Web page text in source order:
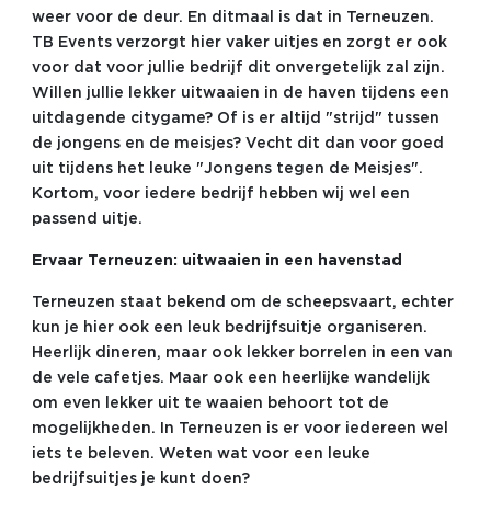
weer voor de deur. En ditmaal is dat in Terneuzen.
TB Events verzorgt hier vaker uitjes en zorgt er ook
voor dat voor jullie bedrijf dit onvergetelijk zal zijn.
Willen jullie lekker uitwaaien in de haven tijdens een
uitdagende citygame? Of is er altijd "strijd" tussen
de jongens en de meisjes? Vecht dit dan voor goed
uit tijdens het leuke "Jongens tegen de Meisjes".
Kortom, voor iedere bedrijf hebben wij wel een
passend uitje.
Ervaar Terneuzen: uitwaaien in een havenstad
Terneuzen staat bekend om de scheepsvaart, echter
kun je hier ook een leuk bedrijfsuitje organiseren.
Heerlijk dineren, maar ook lekker borrelen in een van
de vele cafetjes. Maar ook een heerlijke wandelijk
om even lekker uit te waaien behoort tot de
mogelijkheden. In Terneuzen is er voor iedereen wel
iets te beleven. Weten wat voor een leuke
bedrijfsuitjes je kunt doen?